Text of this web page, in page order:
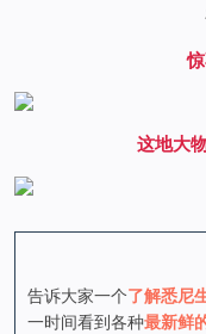
这地大
告诉大家一个了解悉尼
一时间看到各种最新鲜